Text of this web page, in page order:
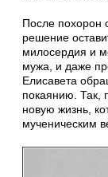
После похорон
решение
милосердия и
мужа, и даже
Елисавета
покаянию. Так,
новую жизнь,
мученическим